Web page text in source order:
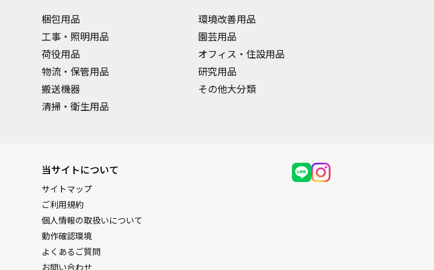
梱包用品
工事・照明用品
荷役用品
物流・保管用品
搬送機器
清掃・衛生用品
環境改善用品
園芸用品
オフィス・住設用品
研究用品
その他大分類
当サイトについて
サイトマップ
ご利用規約
個人情報の取扱いについて
動作確認環境
よくあるご質問
お問い合わせ